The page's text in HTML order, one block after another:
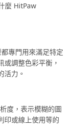
麼 HitPaw
專門用來滿足特定
或調整色彩平衡，
活力。
度，表示模糊的圖
印或線上使用等的